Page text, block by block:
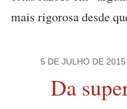
mais rigorosa desde
5 DE JULHO DE
Da